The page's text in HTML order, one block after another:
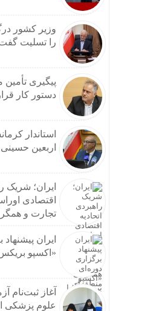
وزیر کشور
را تسلیت
پیگیری
دستور کار
استاندار
اربعین
ایران؛ شریک
اقتصادی
تجارت و
ایران
«اکسپو
آغاز ثبت‌نام‌
علوم پزشکی